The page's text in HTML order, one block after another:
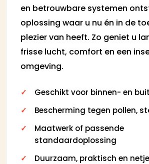
en betrouwbare systemen
oplossing waar u nu én in de
plezier van heeft. Zo geniet u
frisse lucht, comfort en een
omgeving.
Geschikt voor binnen- en
Bescherming tegen pollen,
Maatwerk of passende
standaardoplossing
Duurzaam, praktisch en